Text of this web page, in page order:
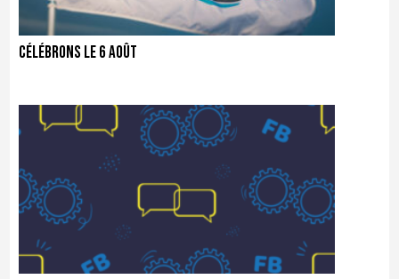
Célébrons le 6 août